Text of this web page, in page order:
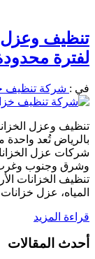
لفترة محدودة 0556501701 احجز
في : شركة تنظيف
تنظيف وعزل
بالرياض تُعد
شركات عزل
وشرق وجنوب
تنظيف الخزانات
المياه، عزل
قراءة المزيد
أحدث المقالات